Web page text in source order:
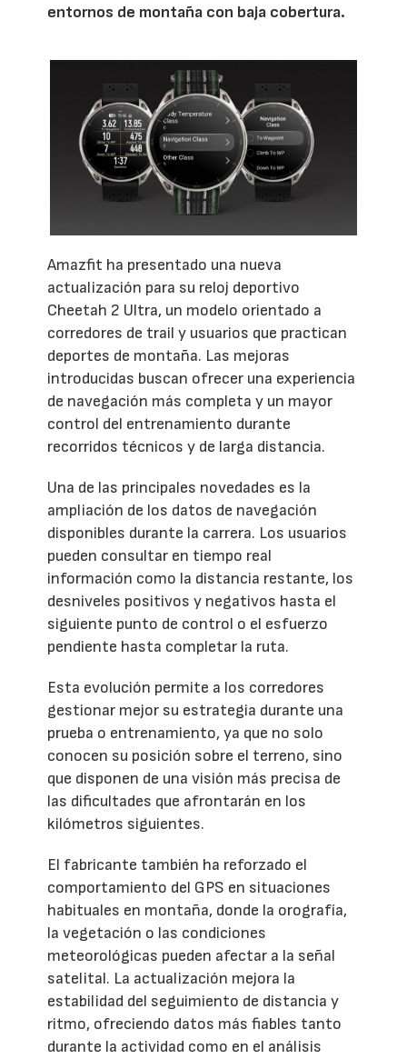
entornos de montaña con baja cobertura.
Amazfit ha presentado una nueva
actualización para su reloj deportivo
Cheetah 2 Ultra, un modelo orientado a
corredores de trail y usuarios que practican
deportes de montaña. Las mejoras
introducidas buscan ofrecer una experiencia
de navegación más completa y un mayor
control del entrenamiento durante
recorridos técnicos y de larga distancia.
Una de las principales novedades es la
ampliación de los datos de navegación
disponibles durante la carrera. Los usuarios
pueden consultar en tiempo real
información como la distancia restante, los
desniveles positivos y negativos hasta el
siguiente punto de control o el esfuerzo
pendiente hasta completar la ruta.
Esta evolución permite a los corredores
gestionar mejor su estrategia durante una
prueba o entrenamiento, ya que no solo
conocen su posición sobre el terreno, sino
que disponen de una visión más precisa de
las dificultades que afrontarán en los
kilómetros siguientes.
El fabricante también ha reforzado el
comportamiento del GPS en situaciones
habituales en montaña, donde la orografía,
la vegetación o las condiciones
meteorológicas pueden afectar a la señal
satelital. La actualización mejora la
estabilidad del seguimiento de distancia y
ritmo, ofreciendo datos más fiables tanto
durante la actividad como en el análisis